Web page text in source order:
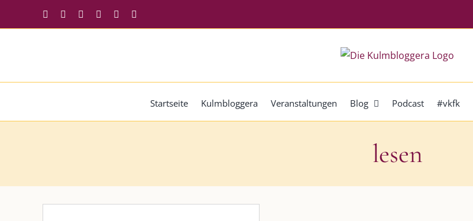
FacebookInstagram
TwitterPinterestYouTube
Startseite Kulmbloggera Veranstaltungen Blog Podcast #vkfk
lesen